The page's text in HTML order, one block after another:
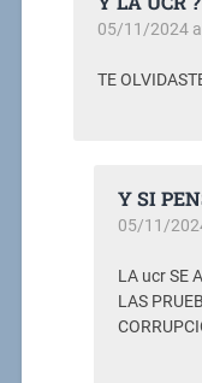
05/11/2024
TE
Y SI
05/11/
LA ucr SE
LAS